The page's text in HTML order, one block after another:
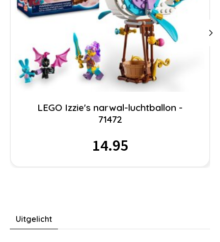
LEGO Izzie's narwal-luchtballon -
71472
14.95
Uitgelicht